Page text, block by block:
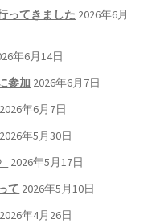
ってきました 2026年6月
年6月14日
参加 2026年6月7日
2026年6月7日
2026年5月30日
2026年5月17日
て 2026年5月10日
2026年4月26日